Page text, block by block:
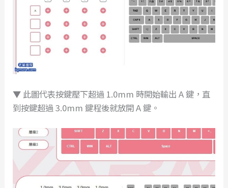
▼ 此圖代表按鍵壓下超過 1.0mm 時開始輸出 A 鍵，直
到按鍵超過 3.0mm 鍵程後就放開 A 鍵。